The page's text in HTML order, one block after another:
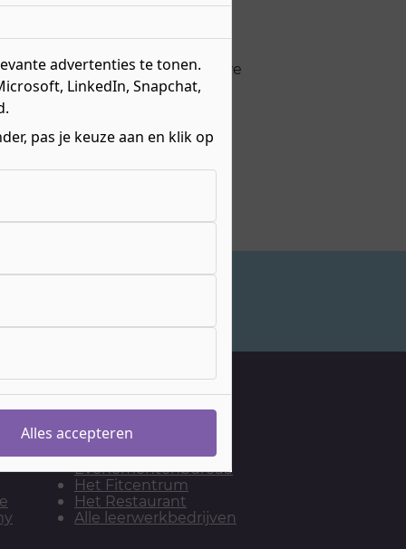
we voegen regelmatig nieuwe
Onze leerwerkbedrijven
De Kapsalon
Evenementenbureau
Het Fitcentrum
Het Restaurant
Alle leerwerkbedrijven
advertenties te tonen.
LinkedIn, Snapchat,
pas je keuze aan en klik op
Alles accepteren